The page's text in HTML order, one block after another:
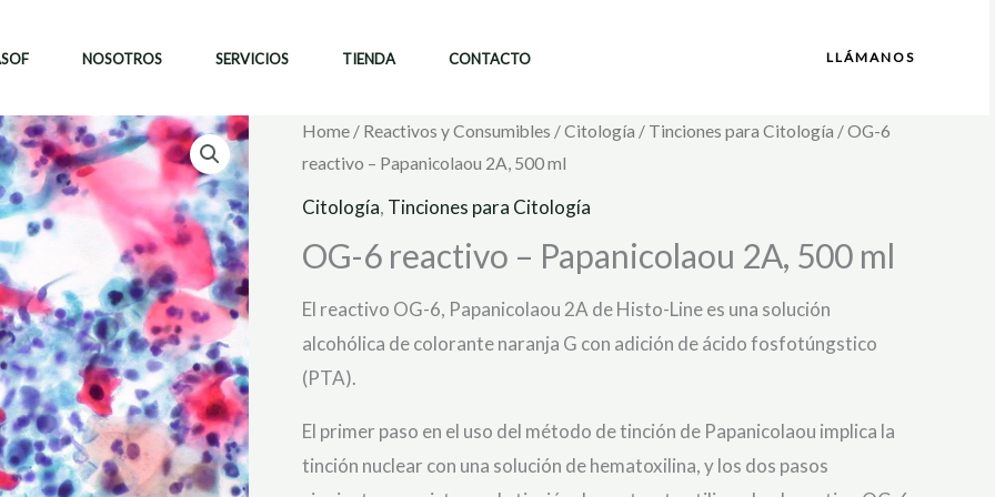
NOSOTROS SERVICIOS TIENDA CONTACTO LLÁMANOS
Home / Reactivos y Consumibles /Citología / Tinciones para Citología / OG-6
reactivo – Papanicolaou 2A, 500 ml
Citología, Tinciones para Citología
OG-6 reactivo – Papanicolaou 2A, 500 ml
El reactivo OG-6, Papanicolaou 2A de Histo-Line es una solución
alcohólica de colorante naranja G con adición de ácido fosfotúngstico
(PTA).
El primer paso en el uso del método de tinción de Papanicolaou implica la
tinción nuclear con una solución de hematoxilina, y los dos pasos